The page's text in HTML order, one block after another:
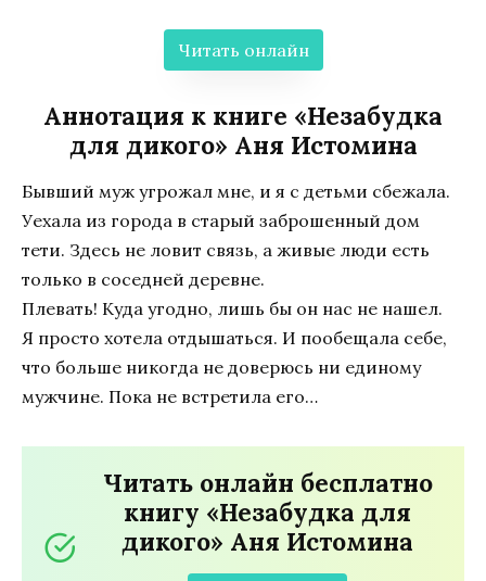
Читать онлайн
Аннотация к книге «Незабудка
для дикого» Аня Истомина
Бывший муж угрожал мне, и я с детьми сбежала.
Уехала из города в старый заброшенный дом
тети. Здесь не ловит связь, а живые люди есть
только в соседней деревне.
Плевать! Куда угодно, лишь бы он нас не нашел.
Я просто хотела отдышаться. И пообещала себе,
что больше никогда не доверюсь ни единому
мужчине. Пока не встретила его…
Читать онлайн бесплатно
книгу «Незабудка для
дикого» Аня Истомина